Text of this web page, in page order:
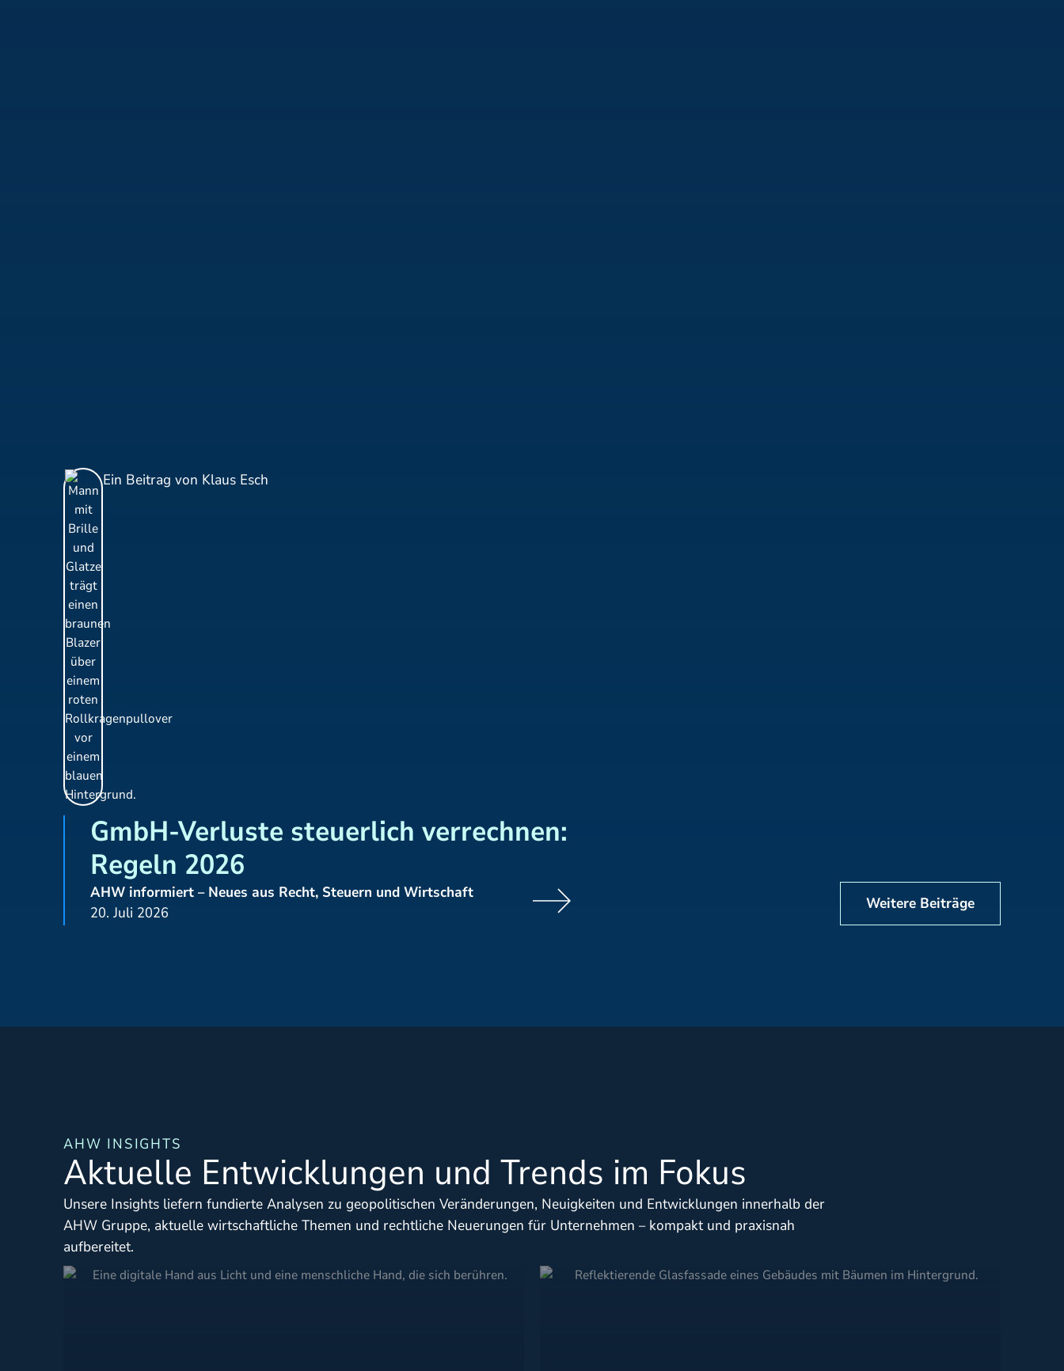
Ein Beitrag von Klaus Esch
GmbH-Verluste steuerlich verrechnen:
Regeln 2026
AHW informiert – Neues aus Recht, Steuern und Wirtschaft
20. Juli 2026
Weitere Beiträge
AHW INSIGHTS
Aktuelle Entwicklungen und Trends im Fokus
Unsere Insights liefern fundierte Analysen zu geopolitischen Veränderungen, Neuigkeiten und Entwicklungen innerhalb der
AHW Gruppe, aktuelle wirtschaftliche Themen und rechtliche Neuerungen für Unternehmen – kompakt und praxisnah
aufbereitet.